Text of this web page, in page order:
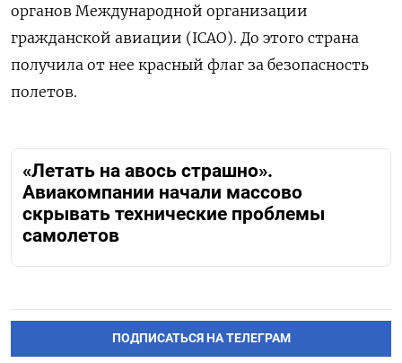
органов Международной организации
гражданской авиации (ICAO). До этого страна
получила от нее красный флаг за безопасность
полетов.
«Летать на авось страшно».
Авиакомпании начали массово
скрывать технические проблемы
самолетов
ПОДПИСАТЬСЯ НА ТЕЛЕГРАМ